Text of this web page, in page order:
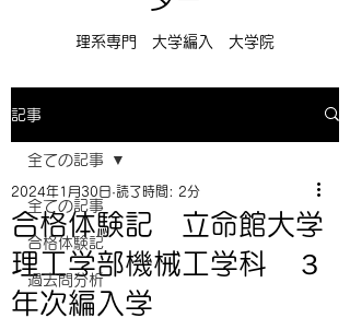
理系専門 大学編入 大学院
記事
全ての記事
合格体験記
過去問分析
全ての記事
合格体験記 立命館大学
理工学部機械工学科 ３
年次編入学
2024年1月30日 読了時間: 2分